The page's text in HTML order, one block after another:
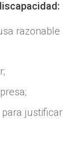
razonable
justificar